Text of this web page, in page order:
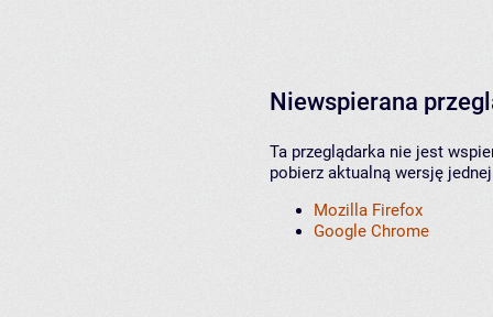
Niewspierana
Ta przeglądarka nie jest
pobierz aktualną wersję
Mozilla Firefox
Google Chrome